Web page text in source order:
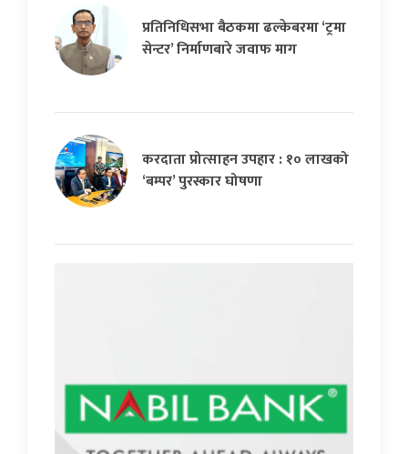
प्रतिनिधिसभा बैठकमा ढल्केबरमा ‘ट्रमा
सेन्टर’ निर्माणबारे जवाफ माग
करदाता प्रोत्साहन उपहार : १० लाखको
‘बम्पर’ पुरस्कार घोषणा